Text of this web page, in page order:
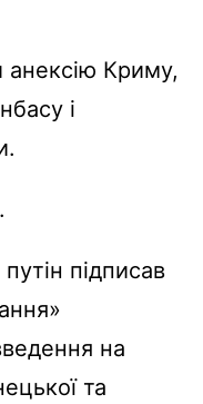
анексію Криму,
і
підписав
на
та